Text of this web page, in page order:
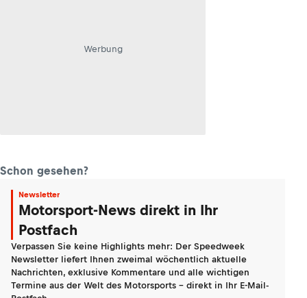
Werbung
Schon gesehen?
Newsletter
Motorsport-News direkt in Ihr
Postfach
Verpassen Sie keine Highlights mehr: Der Speedweek
Newsletter liefert Ihnen zweimal wöchentlich aktuelle
Nachrichten, exklusive Kommentare und alle wichtigen
Termine aus der Welt des Motorsports - direkt in Ihr E-Mail-